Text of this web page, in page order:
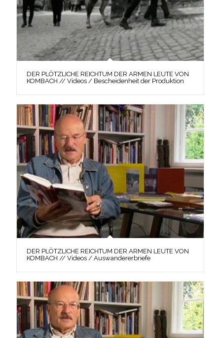
DER PLÖTZLICHE REICHTUM DER ARMEN LEUTE VON
KOMBACH // Videos / Bescheidenheit der Produktion
DER PLÖTZLICHE REICHTUM DER ARMEN LEUTE VON
KOMBACH // Videos / Auswandererbriefe